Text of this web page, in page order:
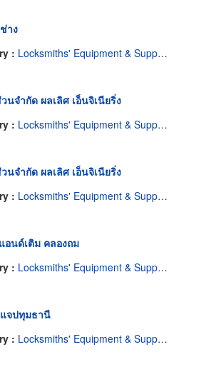
าง
: Locksmiths' Equipment & Supplies
นจำกัด ผลเลิศ เอ็นจิเนียริ่ง
: Locksmiths' Equipment & Supplies
นจำกัด ผลเลิศ เอ็นจิเนียริ่ง
: Locksmiths' Equipment & Supplies
นด์เติม คลองถม
: Locksmiths' Equipment & Supplies
จปทุมธานี
: Locksmiths' Equipment & Supplies